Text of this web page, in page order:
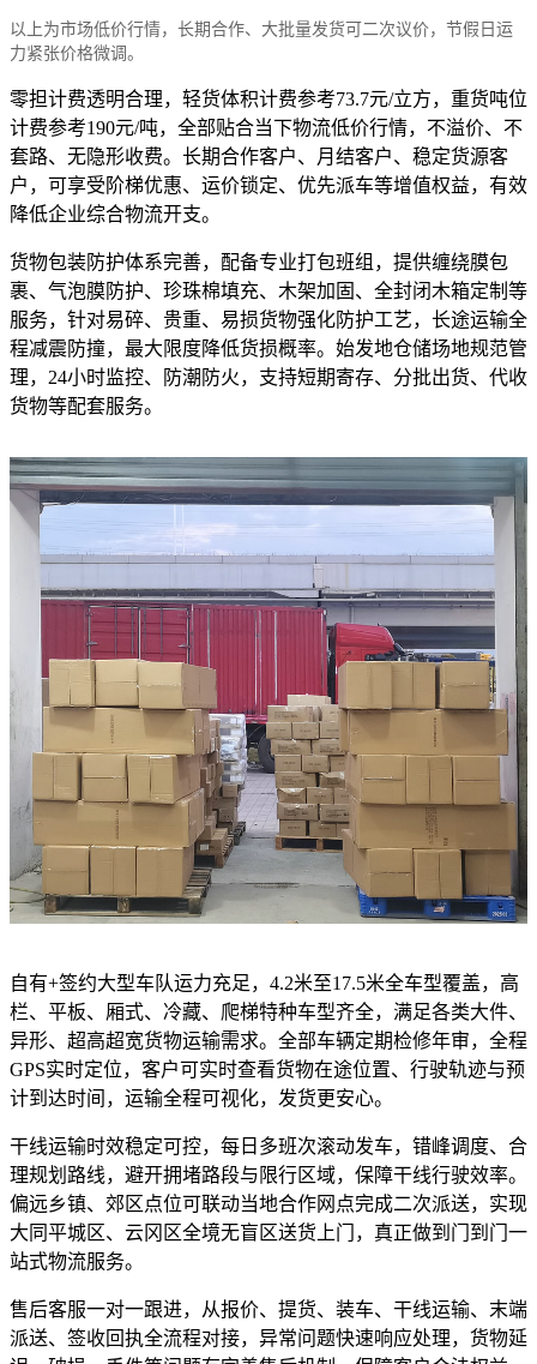
以上为市场低价行情，长期合作、大批量发货可二次议价，节假日运
力紧张价格微调。
零担计费透明合理，轻货体积计费参考73.7元/立方，重货吨位
计费参考190元/吨，全部贴合当下物流低价行情，不溢价、不
套路、无隐形收费。长期合作客户、月结客户、稳定货源客
户，可享受阶梯优惠、运价锁定、优先派车等增值权益，有效
降低企业综合物流开支。
货物包装防护体系完善，配备专业打包班组，提供缠绕膜包
裹、气泡膜防护、珍珠棉填充、木架加固、全封闭木箱定制等
服务，针对易碎、贵重、易损货物强化防护工艺，长途运输全
程减震防撞，最大限度降低货损概率。始发地仓储场地规范管
理，24小时监控、防潮防火，支持短期寄存、分批出货、代收
货物等配套服务。
自有+签约大型车队运力充足，4.2米至17.5米全车型覆盖，高
栏、平板、厢式、冷藏、爬梯特种车型齐全，满足各类大件、
异形、超高超宽货物运输需求。全部车辆定期检修年审，全程
GPS实时定位，客户可实时查看货物在途位置、行驶轨迹与预
计到达时间，运输全程可视化，发货更安心。
干线运输时效稳定可控，每日多班次滚动发车，错峰调度、合
理规划路线，避开拥堵路段与限行区域，保障干线行驶效率。
偏远乡镇、郊区点位可联动当地合作网点完成二次派送，实现
大同平城区、云冈区全境无盲区送货上门，真正做到门到门一
站式物流服务。
售后客服一对一跟进，从报价、提货、装车、干线运输、末端
派送、签收回执全流程对接，异常问题快速响应处理，货物延